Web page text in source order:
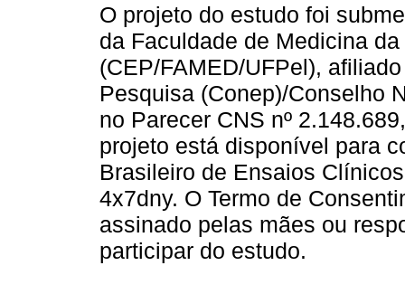
O projeto do estudo foi
da Faculdade de Medicina
(CEP/FAMED/UFPel),
Pesquisa (Conep)/Conselho
no Parecer CNS nº
projeto está disponível para
Brasileiro de Ensaios
4x7dny. O Termo de
assinado pelas mães ou
participar do estudo.